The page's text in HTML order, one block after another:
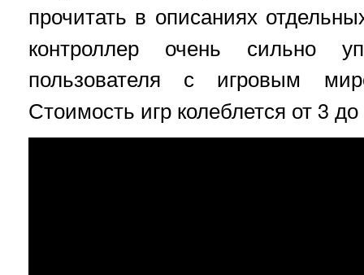
прочитать в описаниях
контроллер очень сильно
пользователя с игровым
Стоимость игр колеблется от 3